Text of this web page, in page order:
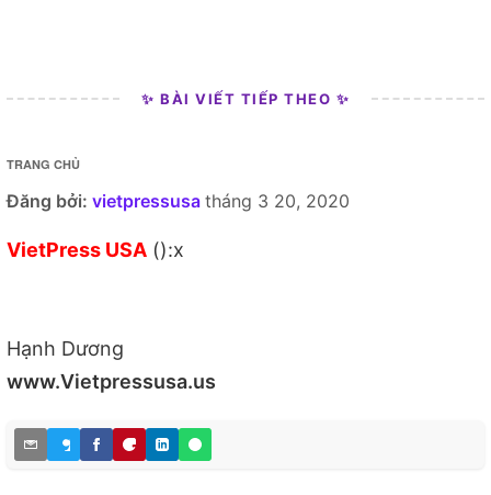
✨ BÀI VIẾT TIẾP THEO ✨
TRANG CHỦ
Đăng bởi: vietpressusa tháng 3 20, 2020
VietPress USA ():x
Hạnh Dương
www.Vietpressusa.us